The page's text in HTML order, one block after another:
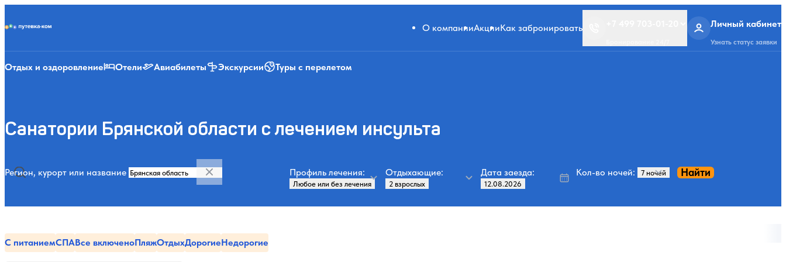
О компанииАкцииКак забронировать Личный кабинет
Узнать статус заявки
Отдых и оздоровление Отели Авиабилеты Экскурсии Туры с перелетом
Санатории Брянской области с лечением инсульта
Регион, курорт или название Профиль лечения: Отдыхающие: Дата заезда: Кол-во ночей: Найти
С питаниемСПАВсе включеноПляжОтдыхДорогиеНедорогие